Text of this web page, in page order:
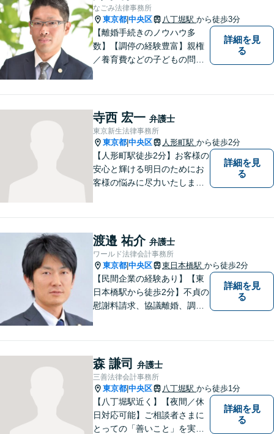
質な法的サービス」を目指し
ます。
なごみ法律事務所
東京都 中央区 八丁堀駅 から徒歩3分
【離婚手続きのノウハウ多
数】【調停の経験豊富】親権
／養育費などの子どもの問題
に真摯に向き合い最後までサ
ポート。性別・年齢問わず、
お気軽にご相談ください【八
丁堀駅徒歩2分】
詳細を見
る
寺西 宏一 弁護士
東京新生法律事務所
東京都 中央区 人形町駅 から徒歩2分
【人形町駅徒歩2分】お客様の
安心と輝ける明日のためにお
客様の悩みに尽力いたしま
が解決することはありませ
ん。 お気軽にご相談くださ
い。
詳細を見
る
渡邉 祐介 弁護士
ワールド法律会計事務所
東京都 中央区 東日本橋駅 から徒歩2分
【民間企業の経験あり】【東
日本橋駅から徒歩2分】不貞の
慰謝料請求、協議離婚、調停
さい。最大の味方としてじっ
くりお話をお伺いします。
【粘り強い交渉が強み】
詳細を見
る
森 謙司 弁護士
三善法律会計事務所
東京都 中央区 八丁堀駅 から徒歩1分
【八丁堀駅近く】【夜間／休
日対応可能】ご相談者さまに
とっての「善いこと」を実現
詳細を見
る